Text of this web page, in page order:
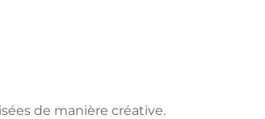
de manière créative.